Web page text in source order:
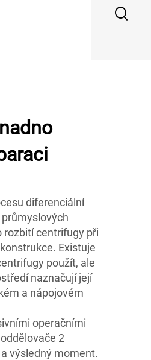
diferenciální
rozbití centrifugy při
Existuje
použít, ale
naznačují její
a nápojovém
operačními
2
výsledný moment.